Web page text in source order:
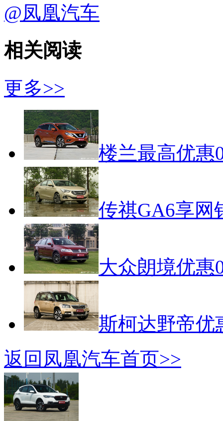
@凤凰汽车
相关阅读
更多>>
楼兰最高优惠
传祺GA6享网
大众朗境优惠
斯柯达野帝优
返回凤凰汽车首页>>